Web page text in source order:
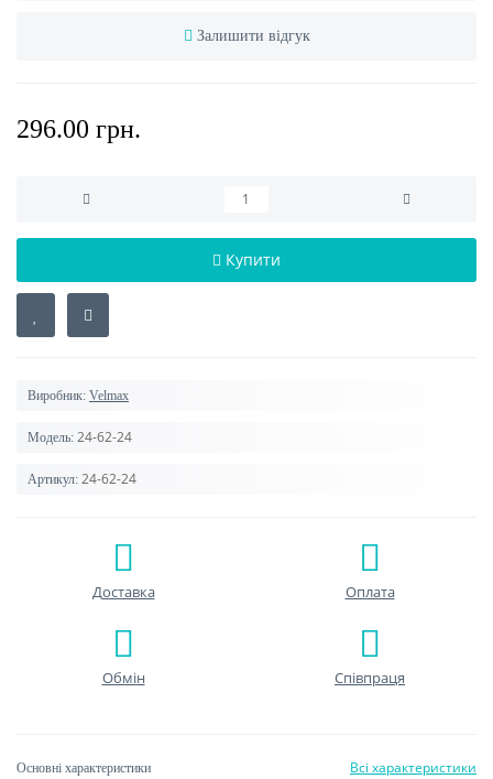
Залишити відгук
296.00 грн.
Купити
Виробник: Velmax
Модель: 24-62-24
Артикул: 24-62-24
Доставка Оплата
Обмін Співпраця
Основні характеристики Всі характеристики